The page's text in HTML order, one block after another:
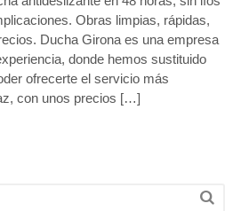
Obras limpias, rápidas,
Ducha Girona es una empresa
donde hemos sustituido
ofrecerte el servicio más
con unos precios […]